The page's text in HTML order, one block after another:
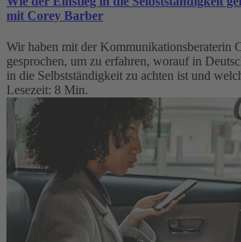
mit Corey Barber
Wir haben mit der Kommunikationsberaterin
gesprochen, um zu erfahren, worauf in
in die Selbstständigkeit zu achten ist und
Lesezeit: 8 Min.